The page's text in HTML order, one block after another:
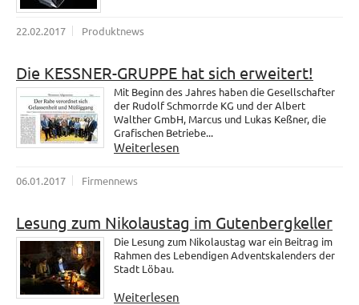
22.02.2017 Produktnews
Die KESSNER-GRUPPE hat sich erweitert!
Mit Beginn des Jahres haben die Gesellschafter
der Rudolf Schmorrde KG und der Albert
Walther GmbH, Marcus und Lukas Keßner, die
Grafischen Betriebe...
Weiterlesen
06.01.2017 Firmennews
Lesung zum Nikolaustag im Gutenbergkeller
Die Lesung zum Nikolaustag war ein Beitrag im
Rahmen des Lebendigen Adventskalenders der
Stadt Löbau.
Weiterlesen